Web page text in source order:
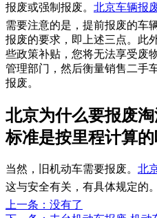
报废或强制报废。 北京车辆报
需要注意的是，提前报废的车
报废的要求，即上述三点。此
些政策补贴，您将无法享受废
管理部门，然后衡量销售二手
报废。
北京为什么要报废
标准是按里程计算的
当然，旧机动车需要报废。 北
这与安全有关，有具体规定的。
上一条 ：没有了